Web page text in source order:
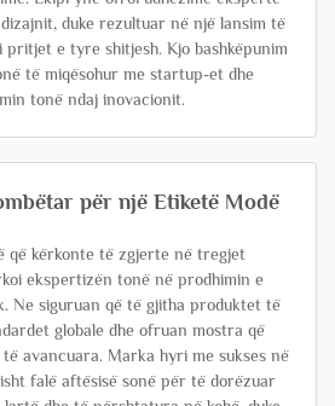
duke rezultuar në një lansim të
pritjet e tyre shitjesh. Kjo bashkëpunim
të miqësohur me startup-et dhe
tonë ndaj inovacionit.
për një Etiketë Modë
që kërkonte të zgjerte në tregjet
ekspertizën tonë në prodhimin e
Ne siguruan që të gjitha produktet të
globale dhe ofruan mostra që
avancuara. Marka hyri me sukses në
falë aftësisë sonë për të dorëzuar